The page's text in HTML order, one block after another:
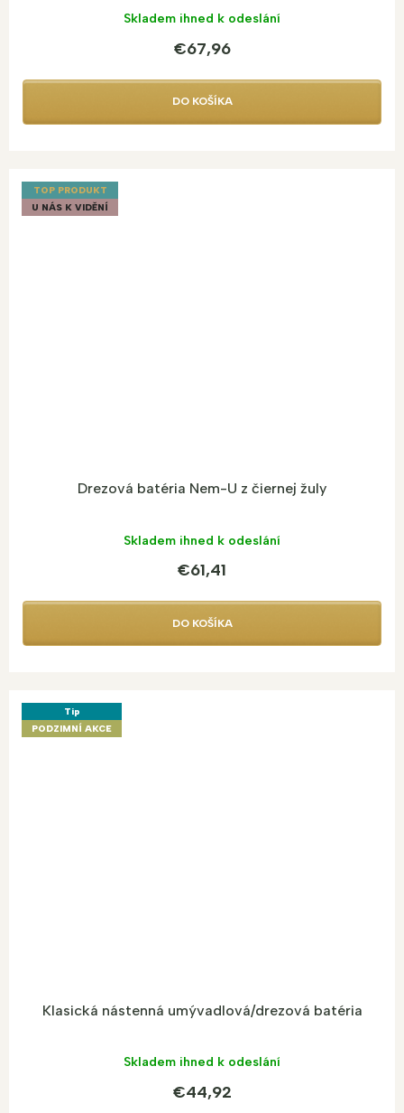
Skladem ihned k odeslání
€67,96
DO KOŠÍKA
TOP PRODUKT
U NÁS K VIDĚNÍ
Drezová batéria Nem-U z čiernej žuly
Skladem ihned k odeslání
€61,41
DO KOŠÍKA
Tip
PODZIMNÍ AKCE
Klasická nástenná umývadlová/drezová batéria
Skladem ihned k odeslání
€44,92